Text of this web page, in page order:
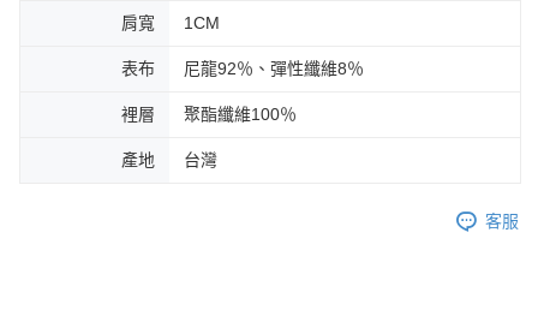
肩寬 1CM
表布 尼龍92％、彈性纖維8％
裡層 聚酯纖維100％
產地 台灣
客服